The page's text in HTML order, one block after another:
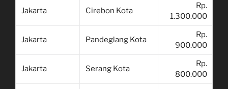
Jakarta Cirebon Kota
Rp.
1.300.000
Jakarta Pandeglang Kota
Rp.
900.000
Jakarta Serang Kota
Rp.
800.000